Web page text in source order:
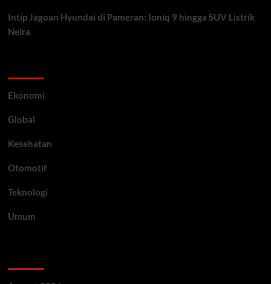
Intip Jagoan Hyundai di Pameran: Ioniq 9 hingga SUV Listrik
Neira
Ekonomi
Global
Kesehatan
Otomotif
Teknologi
Umum